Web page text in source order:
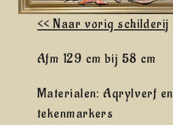
<< Naar vorig schilderij
Afm 129 cm bij 58 cm
Materialen: Aqrylverf en
tekenmarkers